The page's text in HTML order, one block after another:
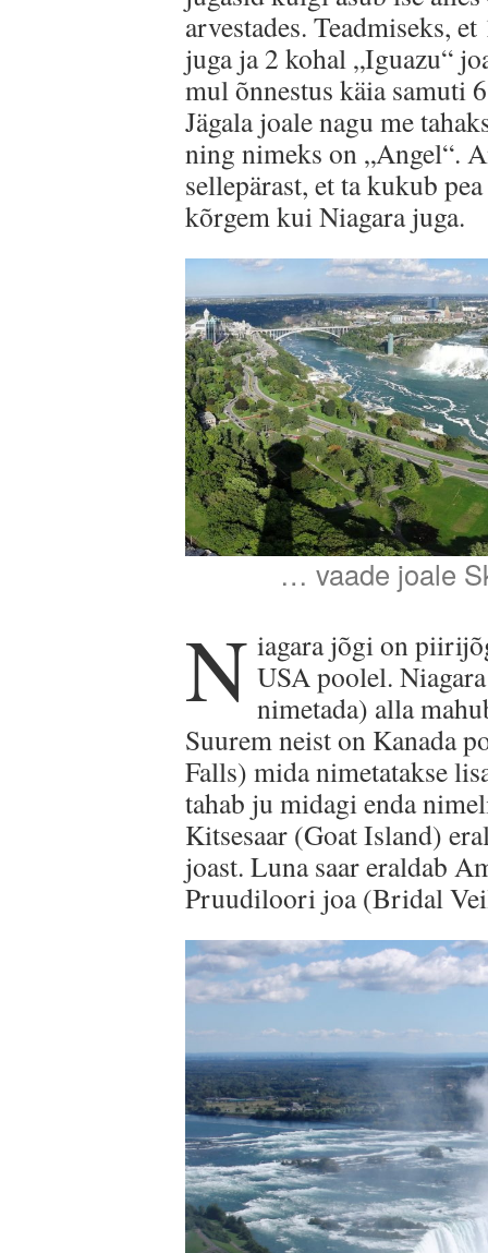
arvestades. Teadmiseks,
juga ja 2 kohal „Iguazu“
mul õnnestus käia samuti
Jägala joale nagu me
ning nimeks on „Angel“.
sellepärast, et ta kukub
kõrgem kui Niagara juga.
… vaade joale
N iagara jõgi on
USA poolel.
nimetada) alla
Suurem neist on Kanada
Falls) mida nimetatakse
tahab ju midagi enda
Kitsesaar (Goat Island)
joast. Luna saar eraldab
Pruudiloori joa (Bridal